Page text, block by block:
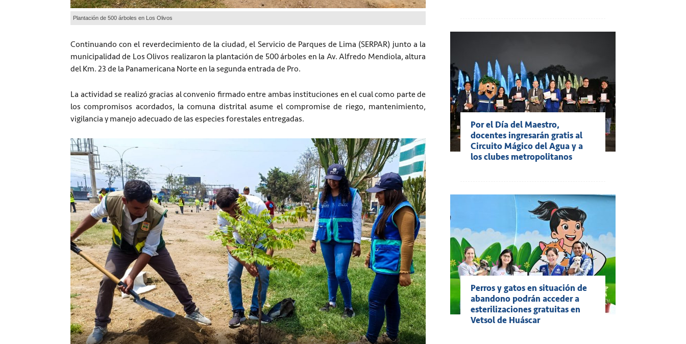
Plantación de 500 árboles en Los Olivos
Continuando con el reverdecimiento de la ciudad, el Servicio de Parques de Lima (SERPAR) junto a la
municipalidad de Los Olivos realizaron la plantación de 500 árboles en la Av. Alfredo Mendiola, altura
del Km. 23 de la Panamericana Norte en la segunda entrada de Pro.
La actividad se realizó gracias al convenio firmado entre ambas instituciones en el cual como parte de
los compromisos acordados, la comuna distrital asume el compromise de riego, mantenimiento,
vigilancia y manejo adecuado de las especies forestales entregadas.
Por el Día del Maestro,
docentes ingresarán gratis al
Circuito Mágico del Agua y a
los clubes metropolitanos
Perros y gatos en situación de
abandono podrán acceder a
esterilizaciones gratuitas en
Vetsol de Huáscar